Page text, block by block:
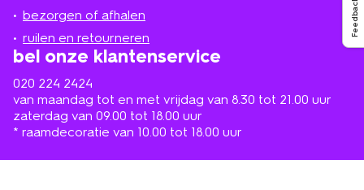
Feedback
bezorgen of afhalen
ruilen en retourneren
bel onze klantenservice
020 224 2424
van maandag tot en met vrijdag van 8.30 tot 21.00 uur
zaterdag van 09.00 tot 18.00 uur
* raamdecoratie van 10.00 tot 18.00 uur
de
buurt